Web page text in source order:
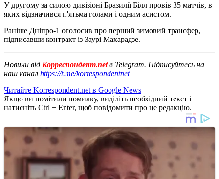
У другому за силою дивізіоні Бразилії Білл провів 35 матчів, в
яких відзначився п'ятьма голами і одним асистом.
Раніше Дніпро-1 оголосив про перший зимовий трансфер,
підписавши контракт із Заурі Махарадзе.
Новини від Корреспондент.netв Telegram. Підписуйтесь на
наш канал https://t.me/korrespondentnet
Читайте Korrespondent.net в Google News
Якщо ви помітили помилку, виділіть необхідний текст і
натисніть Ctrl + Enter, щоб повідомити про це редакцію.